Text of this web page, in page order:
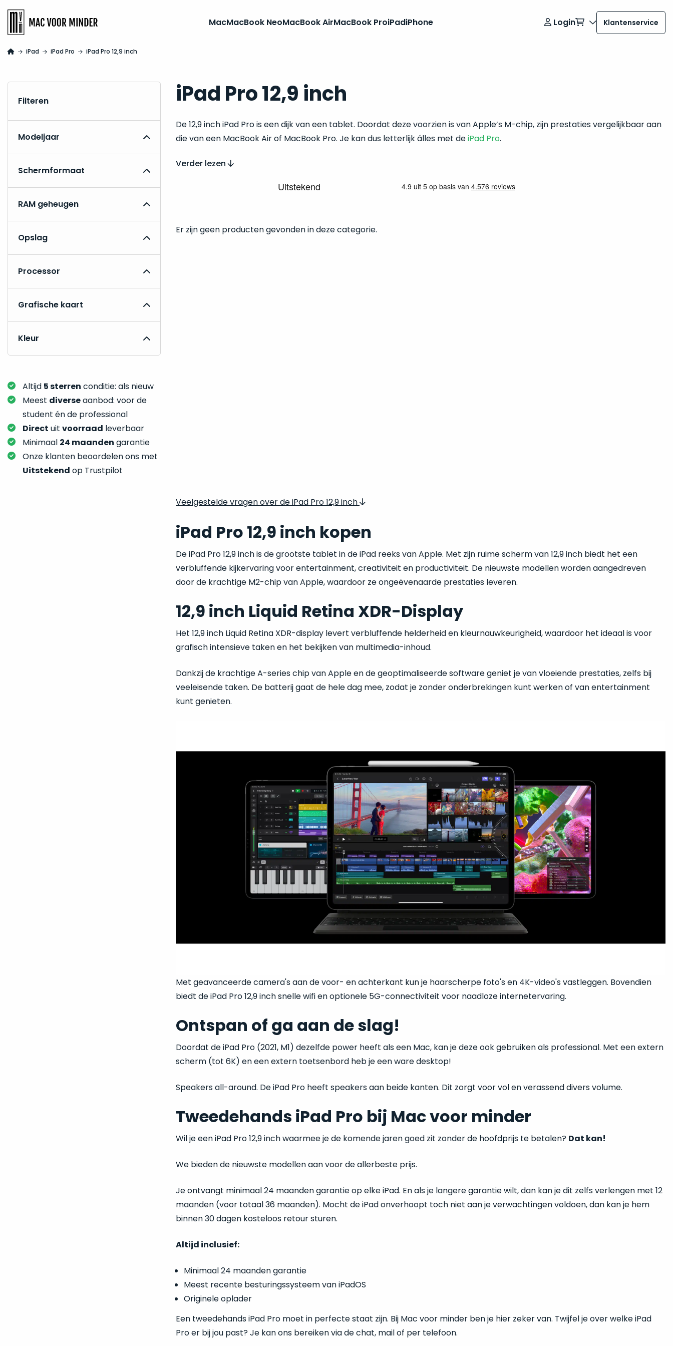
MacMacBook NeoMacBook AirMacBook ProiPadiPhone Login Klantenservice
iPad iPad Pro iPad Pro 12,9 inch
Filteren
Modeljaar
Schermformaat
RAM geheugen
Opslag
Processor
Grafische kaart
Kleur
Altijd 5 sterren conditie: als nieuw
Meest diverseaanbod: voor de
student én de professional
Direct uit voorraad leverbaar
Minimaal 24 maanden garantie
Onze klanten beoordelen ons met
Uitstekend op Trustpilot
iPad Pro 12,9 inch
De 12,9 inch iPad Pro is een dijk van een tablet. Doordat deze voorzien is van Apple’s M-chip, zijn prestaties vergelijkbaar aan
die van een MacBook Air of MacBook Pro. Je kan dus letterlijk álles met deiPad Pro.
Verder lezen
Er zijn geen producten gevonden in deze categorie.
Veelgestelde vragen over de iPad Pro 12,9 inch
iPad Pro 12,9 inch kopen
De iPad Pro 12,9 inch is de grootste tablet in de iPad reeks van Apple. Met zijn ruime scherm van 12,9 inch biedt het een
verbluffende kijkervaring voor entertainment, creativiteit en productiviteit. De nieuwste modellen worden aangedreven
door de krachtige M2-chip van Apple, waardoor ze ongeëvenaarde prestaties leveren.
12,9 inch Liquid Retina XDR-Display
Het 12,9 inch Liquid Retina XDR-display levert verbluffende helderheid en kleurnauwkeurigheid, waardoor het ideaal is voor
grafisch intensieve taken en het bekijken van multimedia-inhoud.
Dankzij de krachtige A-series chip van Apple en de geoptimaliseerde software geniet je van vloeiende prestaties, zelfs bij
veeleisende taken. De batterij gaat de hele dag mee, zodat je zonder onderbrekingen kunt werken of van entertainment
kunt genieten.
Met geavanceerde camera's aan de voor- en achterkant kun je haarscherpe foto's en 4K-video's vastleggen. Bovendien
biedt de iPad Pro 12,9 inch snelle wifi en optionele 5G-connectiviteit voor naadloze internetervaring.
Ontspan of ga aan de slag!
Doordat de iPad Pro (2021, M1) dezelfde power heeft als een Mac, kan je deze ook gebruiken als professional. Met een extern
scherm (tot 6K) en een extern toetsenbord heb je een ware desktop!
Speakers all-around. De iPad Pro heeft speakers aan beide kanten. Dit zorgt voor vol en verassend divers volume.
Tweedehands iPad Pro bij Mac voor minder
Wil je een iPad Pro 12,9 inch waarmee je de komende jaren goed zit zonder de hoofdprijs te betalen? Dat kan!
We bieden de nieuwste modellen aan voor de allerbeste prijs.
Je ontvangt minimaal 24 maanden garantie op elke iPad. En als je langere garantie wilt, dan kan je dit zelfs verlengen met 12
maanden (voor totaal 36 maanden). Mocht de iPad onverhoopt toch niet aan je verwachtingen voldoen, dan kan je hem
binnen 30 dagen kosteloos retour sturen.
Altijd inclusief:
Minimaal 24 maanden garantie
Meest recente besturingssysteem van iPadOS
Originele oplader
Een tweedehands iPad Pro moet in perfecte staat zijn. Bij Mac voor minder ben je hier zeker van. Twijfel je over welke iPad
Pro er bij jou past? Je kan ons bereiken via de chat, mail of per telefoon.